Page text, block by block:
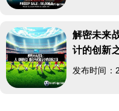
解密未来
计的创新
发布时间